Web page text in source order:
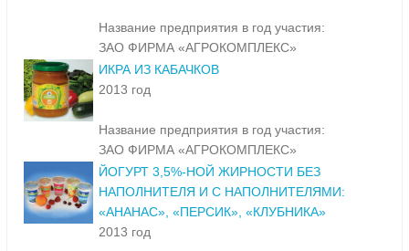
Название предприятия в год участия:
ЗАО ФИРМА «АГРОКОМПЛЕКС»
ИКРА ИЗ КАБАЧКОВ
2013 год
Название предприятия в год участия:
ЗАО ФИРМА «АГРОКОМПЛЕКС»
ЙОГУРТ 3,5%-НОЙ ЖИРНОСТИ БЕЗ
НАПОЛНИТЕЛЯ И С НАПОЛНИТЕЛЯМИ:
«АНАНАС», «ПЕРСИК», «КЛУБНИКА»
2013 год